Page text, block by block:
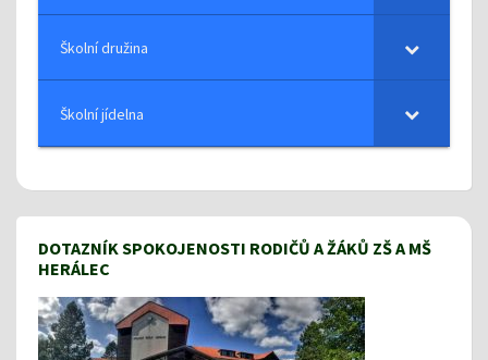
Školní družina
Školní jídelna
DOTAZNÍK SPOKOJENOSTI RODIČŮ A ŽÁKŮ ZŠ A MŠ
HERÁLEC